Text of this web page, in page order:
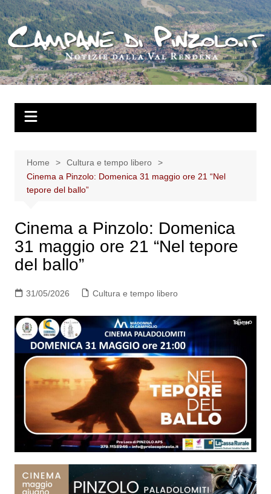
Salta
al
contenuto
Home
Cultura e tempo libero
Cinema a Pinzolo: Domenica 31 maggio ore 21 “Nel
tepore del ballo”
Cinema a Pinzolo: Domenica
31 maggio ore 21 “Nel tepore
del ballo”
31/05/2026 Cultura e tempo libero